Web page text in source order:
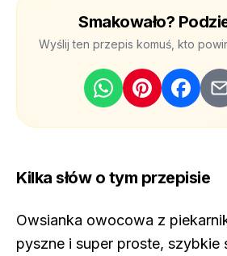
Smakowało?
Wyślij ten przepis komuś, kto
Kilka słów o tym przepisie
Owsianka owocowa z
pyszne i super proste, szybkie